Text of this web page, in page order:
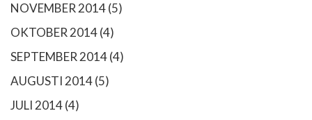
NOVEMBER 2014(5)
OKTOBER 2014(4)
SEPTEMBER 2014(4)
AUGUSTI 2014(5)
JULI 2014(4)